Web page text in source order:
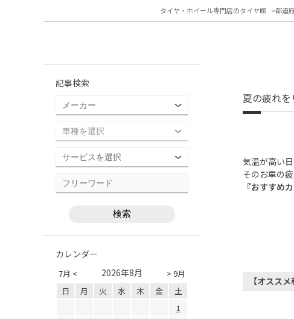
タイヤ・ホイール専門店のタイヤ館 都道
夏の疲れ
気温が高い
そのお車の
『おすすめ
【オスス
記事検索
カレンダー
7月 < > 9月
2026年8月
日 月 火 水 木 金
土
1